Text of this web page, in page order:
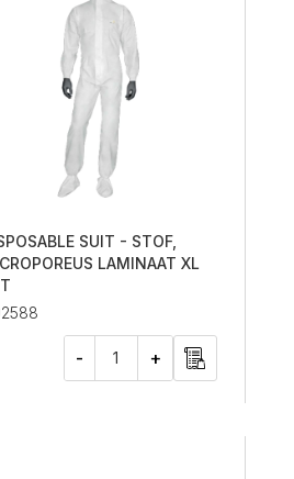
SUIT - STOF,
LAMINAAT XL
- +